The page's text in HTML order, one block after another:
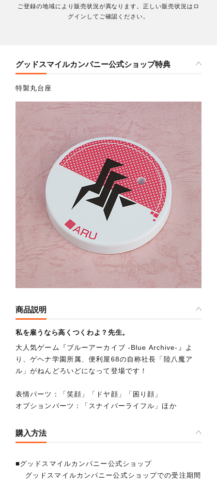
ご登録の地域により販売状況が異なります。正しい販売状況はロ
グインしてご確認ください。
グッドスマイルカンパニー公式ショップ特典
特製丸台座
商品説明
私を雇うなら高くつくわよ？先生。
大人気ゲーム『ブルーアーカイブ -Blue Archive-』よ
り、ゲヘナ学園所属、便利屋68の自称社長「陸八魔ア
ル」がねんどろいどになって登場です！
表情パーツ：「笑顔」「ドヤ顔」「困り顔」
オプションパーツ：「スナイパーライフル」ほか
購入方法
■グッドスマイルカンパニー公式ショップ
グッドスマイルカンパニー公式ショップでの受注期間